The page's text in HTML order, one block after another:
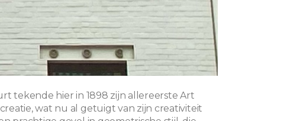
tekende hier in 1898 zijn allereerste Art
wat nu al getuigt van zijn creativiteit